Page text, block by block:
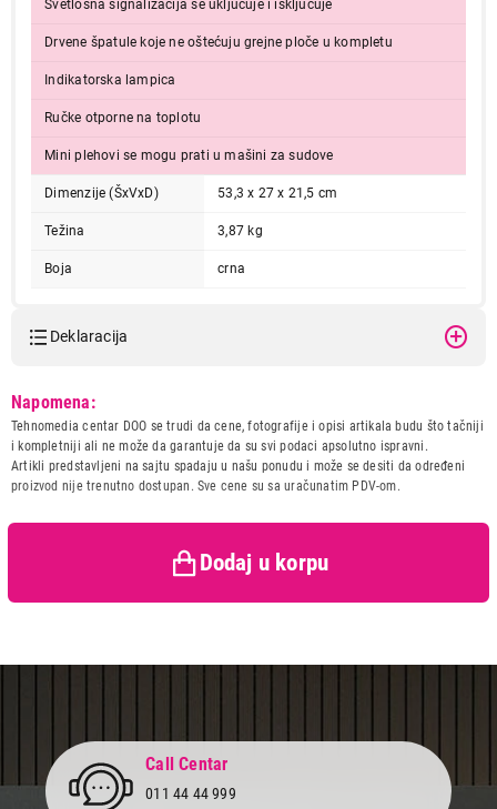
Svetlosna signalizacija se uključuje i isključuje
Drvene špatule koje ne oštećuju grejne ploče u kompletu
Indikatorska lampica
Ručke otporne na toplotu
Mini plehovi se mogu prati u mašini za sudove
Dimenzije (ŠxVxD) 53,3 x 27 x 21,5 cm
Težina 3,87 kg
Boja crna
Deklaracija
Naziv i vrsta robe:
ROSTILJ I GRIL
Uvoznik:
DTM Company doo
Zemlja porekla:
KINA
Prava potrošača:
Zagarantovana sva prava
zaštiti potrošača
Napomena:
Tehnomedia centar DOO se trudi da cene, fotografije i opisi artikala budu što tačniji
i kompletniji ali ne može da garantuje da su svi podaci apsolutno ispravni.
Artikli predstavljeni na sajtu spadaju u našu ponudu i može se desiti da određeni
proizvod nije trenutno dostupan. Sve cene su sa uračunatim PDV-om.
Dodaj u korpu
RUSSELL HOBBS Multi Raclette 3 u 1
Ukupno u korpi:0,00
Nastavi kupovinu
Završi kupovinu
Call Centar
011 44 44 999